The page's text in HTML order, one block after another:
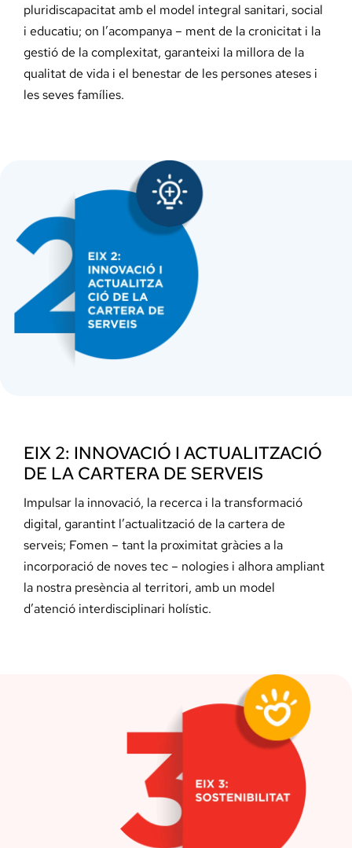
pluridiscapacitat amb el model integral sanitari, social
i educatiu; on l’acompanya – ment de la cronicitat i la
gestió de la complexitat, garanteixi la millora de la
qualitat de vida i el benestar de les persones ateses i
les seves famílies.
EIX 2: INNOVACIÓ I ACTUALITZACIÓ
DE LA CARTERA DE SERVEIS
Impulsar la innovació, la recerca i la transformació
digital, garantint l’actualització de la cartera de
serveis; Fomen – tant la proximitat gràcies a la
incorporació de noves tec – nologies i alhora ampliant
la nostra presència al territori, amb un model
d’atenció interdisciplinari holístic.